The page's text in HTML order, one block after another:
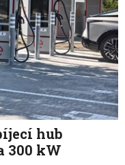
hub
300 kW